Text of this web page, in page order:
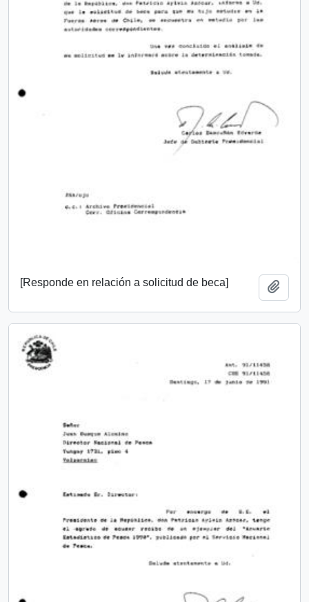
[Responde en relación a solicitud de beca]